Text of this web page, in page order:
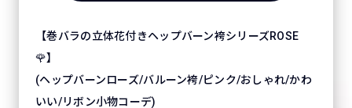
【巻バラの立体花付きヘップバーン袴シリーズROSE
🌹】
(ヘップバーンローズ/バルーン袴/ピンク/おしゃれ/かわ
いい/リボン小物コーデ)